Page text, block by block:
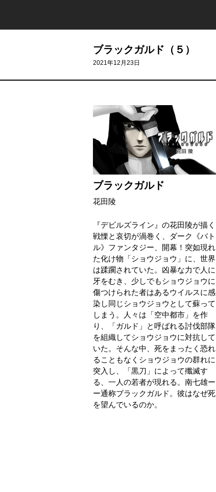
ブラックガルド（５）
2021年12月23日
ブラックガルド
花田陵
『デビルズライン』の花田陵が描く
戦慄と哀切が渦巻く、ダーク《バト
ル》ファンタジー、開幕！突如現れ
た化け物「ショウジョウ」に、世界
は蹂躙されていた。凶暴な力で人に
牙をむき、少しでもショウジョウに
傷つけられた者はあるウイルスに感
染し同じショウジョウとして蘇って
しまう。人々は「空中都市」を作
り、「ガルド」と呼ばれる討伐部隊
を組織してショウジョウに対抗して
いた。そんな中、死をまったく恐れ
ることもなくショウジョウの群れに
突入し、「黒刀」によって殲滅す
る、一人の若者が現れる。南七雄ー
ー通称ブラックガルド。彼はなぜ死
を望んでいるのか。